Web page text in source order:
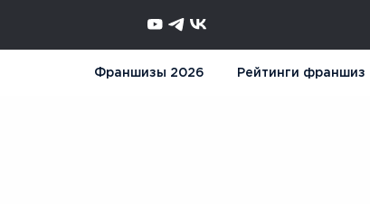
Франшизы 2026 Рейтинги франшиз